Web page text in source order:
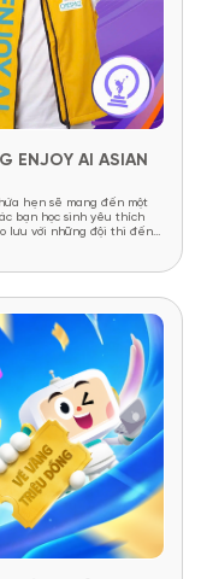
ENJOY AI ASIAN
hẹn sẽ mang đến một
bạn học sinh yêu thích
lưu với những đội thi đến